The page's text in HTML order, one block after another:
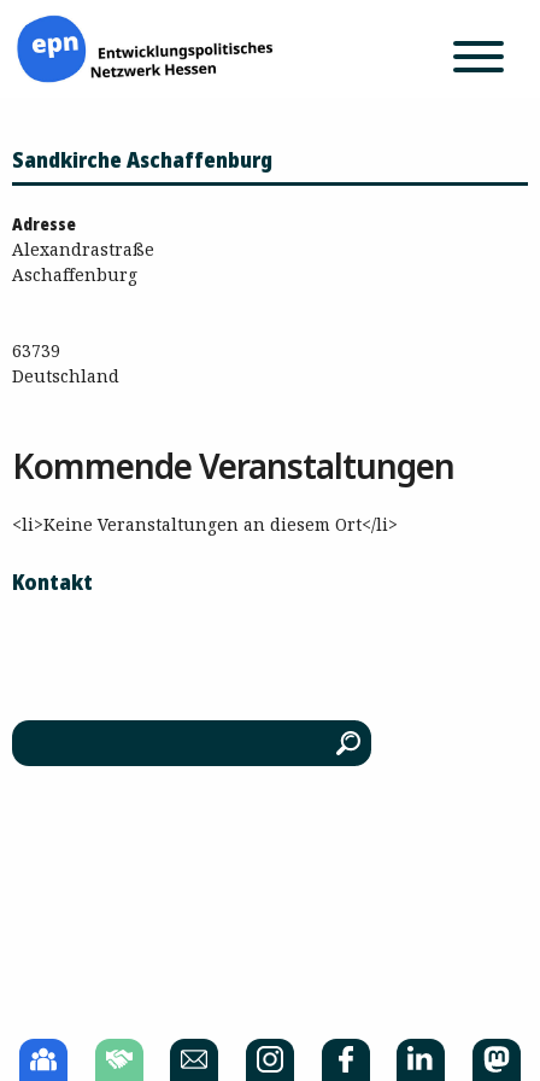
Inhalt
springen
Sandkirche Aschaffenburg
Adresse
Alexandrastraße
Aschaffenburg
63739
Deutschland
Kommende Veranstaltungen
<li>Keine Veranstaltungen an diesem Ort</li>
Kontakt